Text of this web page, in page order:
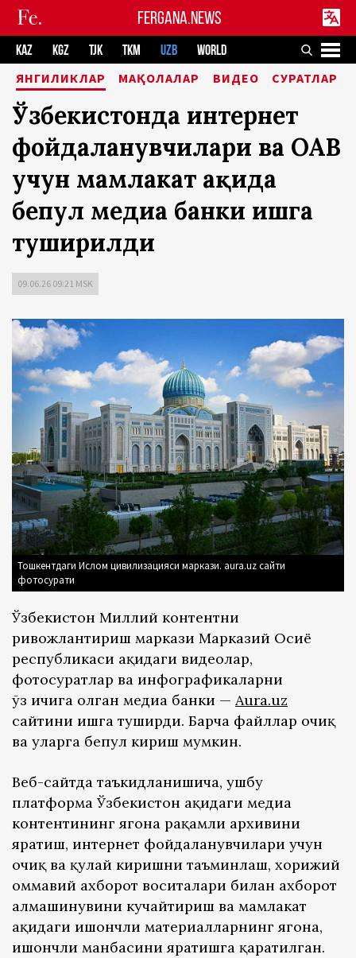
FERGANA.NEWS
KAZ KGZ TJK TKM UZB WORLD
ЯНГИЛИКЛАР МАҚОЛАЛАР ВИДЕО СУРАТЛАР
Ўзбекистонда интернет
фойдаланувчилари ва ОАВ
учун мамлакат ҳақида
бепул медиа банки ишга
туширилди
09.06.26 09:21 MSK
Тошкентдаги Ислом цивилизацияси маркази. aura.uz сайти
фотосурати
Ўзбекистон Миллий контентни
ривожлантириш маркази Марказий Осиё
республикаси ҳақидаги видеолар,
фотосуратлар ва инфографикаларни
ўз ичига олган медиа банки — Aura.uz
сайтини ишга туширди. Барча файллар очиқ
ва уларга бепул кириш мумкин.
Веб-сайтда таъкидланишича, ушбу
платформа Ўзбекистон ҳақидаги медиа
контентининг ягона рақамли архивини
яратиш, интернет фойдаланувчилари учун
очиқ ва қулай киришни таъминлаш, хорижий
оммавий ахборот воситалари билан ахборот
алмашинувини кучайтириш ва мамлакат
ҳақидаги ишончли материалларнинг ягона,
ишончли манбасини яратишга қаратилган.